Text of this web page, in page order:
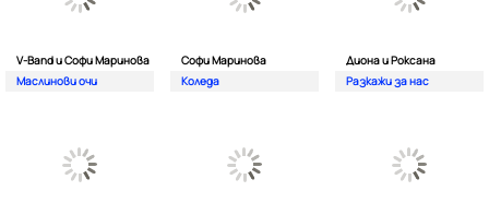
V-Band и Софи Маринова
Маслинови очи
Софи Маринова
Коледа
Диона и Роксана
Разкажи за нас